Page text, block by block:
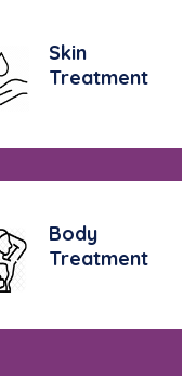
Skin
Treatment
Body
Treatment